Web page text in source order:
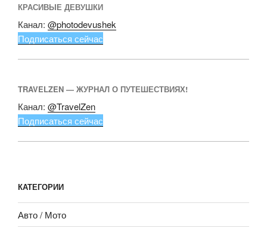
КРАСИВЫЕ ДЕВУШКИ
Канал: @photodevushek
Подписаться сейчас
TRAVELZEN — ЖУРНАЛ О ПУТЕШЕСТВИЯХ!
Канал: @TravelZen
Подписаться сейчас
КАТЕГОРИИ
Авто / Мото